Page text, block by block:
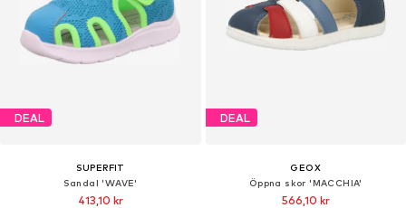
DEAL
SUPERFIT
Sandal 'WAVE'
413,10 kr
DEAL
GEOX
Öppna skor 'MACCHIA'
566,10 kr